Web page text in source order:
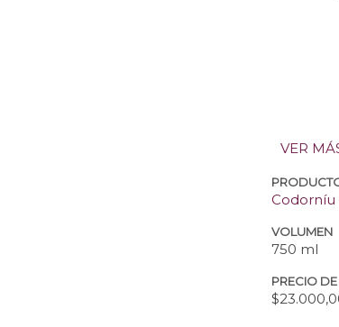
VER
Codorníu
VOLUMEN
750 ml
PRECIO